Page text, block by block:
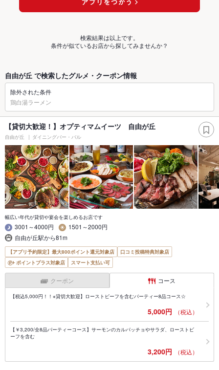
検索結果は以上です。
条件が似ているお店から探してみませんか？
自由が丘 で検索したグルメ・クーポン情報
除外された条件
鶏白湯ラーメン
【貸切大歓迎！】オプティマムイーツ 自由が丘
自由が丘 ダイニングバー・バル
幅広い年代が貸切や宴会を楽しめるお店です
3001～4000円
1501～2000円
自由が丘駅から81m
【アプリ予約限定】最大800ポイント還元対象店
口コミ投稿特典対象店
ポイントプラス対象店
スマート支払い可
クーポン コース
【税込5,000円！！※貸切大歓迎】ローストビーフを含むパーティー8品コース☆
5,000円 （税込）
【￥3,200/全8品パーティーコース】サーモンのカルパッチョやサラダ、ローストビ
ーフを含む
3,200円 （税込）